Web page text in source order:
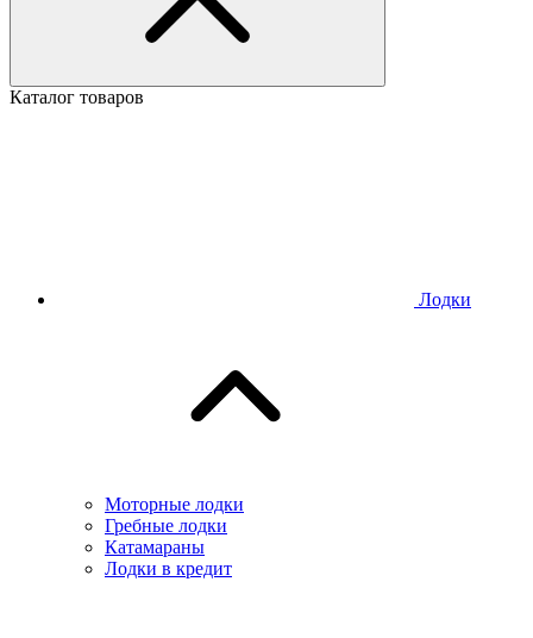
Каталог товаров
Лодки
Моторные лодки
Гребные лодки
Катамараны
Лодки в кредит